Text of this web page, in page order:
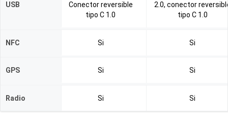
USB
Conector reversible
tipo C 1.0
2.0, conector
tipo C 1.0
NFC Si Si
GPS Si Si
Radio Si Si